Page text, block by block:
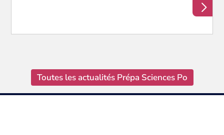
Toutes les actualités Prépa Sciences Po